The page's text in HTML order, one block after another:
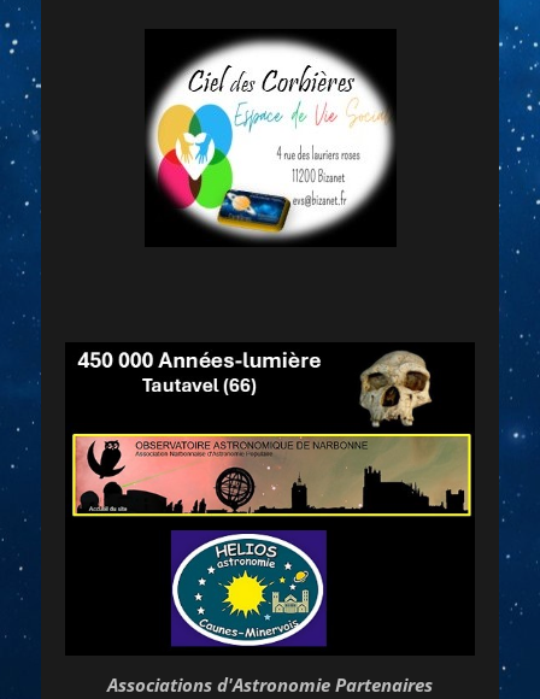
Associations d'Astronomie Partenaires